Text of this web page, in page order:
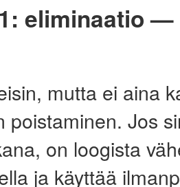
eliminaatio
mutta ei aina
poistaminen. Jos
on loogista
ja käyttää